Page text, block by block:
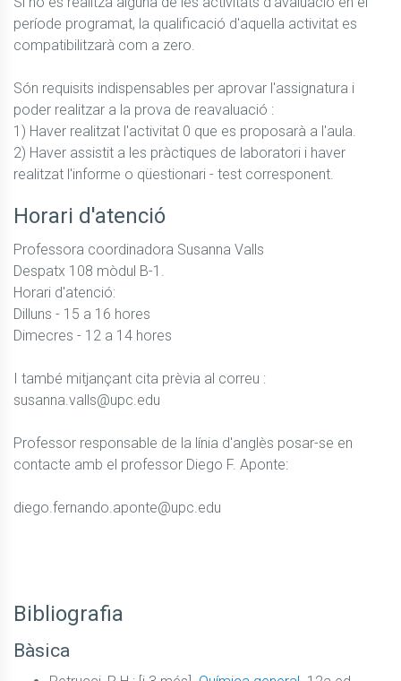
període programat, la qualificació d'aquella activitat es
compatibilitzarà com a zero.
Són requisits indispensables per aprovar l'assignatura i
poder realitzar a la prova de reavaluació :
1) Haver realitzat l'activitat 0 que es proposarà a l'aula.
2) Haver assistit a les pràctiques de laboratori i haver
Horari d'atenció
Professora coordinadora Susanna Valls
Despatx 108 mòdul B-1.
Horari d'atenció:
Dilluns - 15 a 16 hores
Dimecres - 12 a 14 hores
I també mitjançant cita prèvia al correu :
susanna.valls@upc.edu
Professor responsable de la línia d'anglès posar-se en
contacte amb el professor Diego F. Aponte:
diego.fernando.aponte@upc.edu
Bibliografia
Bàsica